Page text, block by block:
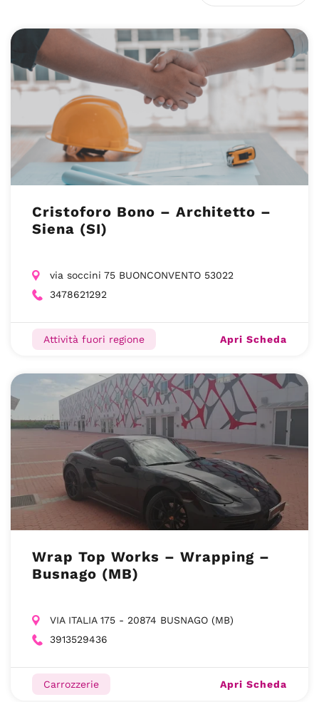
Cristoforo Bono – Architetto –
Siena (SI)
via soccini 75 BUONCONVENTO 53022
3478621292
Attività fuori regione Apri Scheda
Wrap Top Works – Wrapping –
Busnago (MB)
VIA ITALIA 175 - 20874 BUSNAGO (MB)
3913529436
Carrozzerie Apri Scheda